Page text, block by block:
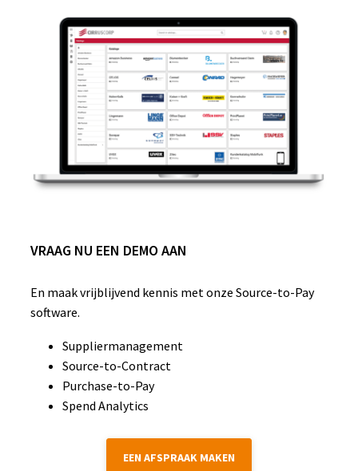
VRAAG NU EEN DEMO AAN
En maak vrijblijvend kennis met onze Source-to-Pay
software.
Suppliermanagement
Source-to-Contract
Purchase-to-Pay
Spend Analytics
EEN AFSPRAAK MAKEN